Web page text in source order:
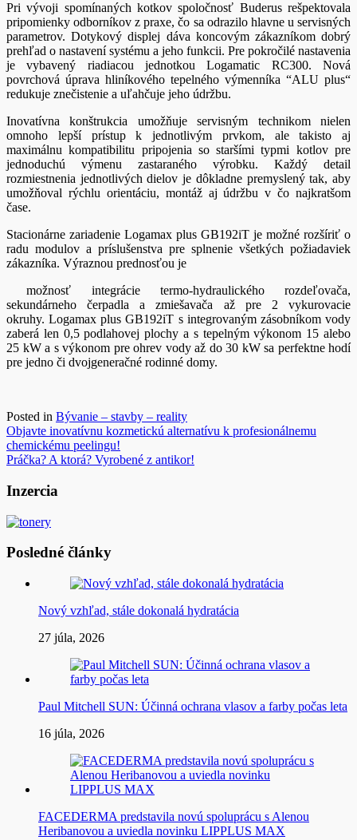
Pri vývoji spomínaných kotkov spoločnosť Buderus rešpektovala
pripomienky odborníkov z praxe, čo sa odrazilo hlavne u servisných
parametrov. Dotykový displej dáva koncovým zákazníkom dobrý
prehľad o nastavení systému a jeho funkcii. Pre pokročilé nastavenia
je vybavený riadiacou jednotkou Logamatic RC300. Nová
povrchová úprava hliníkového tepelného výmenníka “ALU plus“
redukuje znečistenie a uľahčuje jeho údržbu.
Inovatívna konštrukcia umožňuje servisným technikom nielen
omnoho lepší prístup k jednotlivým prvkom, ale takisto aj
maximálnu kompatibilitu pripojenia so staršími typmi kotlov pre
jednoduchú výmenu zastaraného výrobku. Každý detail
rozmiestnenia jednotlivých dielov je dôkladne premyslený tak, aby
umožňoval rýchlu orientáciu, montáž aj údržbu v čo najkratšom
čase.
Stacionárne zariadenie Logamax plus GB192iT je možné rozšíriť o
radu modulov a príslušenstva pre splnenie všetkých požiadaviek
zákazníka. Výraznou prednosťou je
možnosť integrácie termo-hydraulického rozdeľovača,
sekundárneho čerpadla a zmiešavača až pre 2 vykurovacie
okruhy. Logamax plus GB192iT s integrovaným zásobníkom vody
zaberá len 0,5 podlahovej plochy a s tepelným výkonom 15 alebo
25 kW a s výkonom pre ohrev vody až do 30 kW sa perfektne hodí
pre jedno či dvojgeneračné rodinné domy.
Posted in Bývanie – stavby – reality
Navigácia
v
Objavte inovatívnu kozmetickú alternatívu k profesionálnemu
chemickému peelingu!
Práčka? A ktorá? Vyrobené z antikor!
Inzercia
Posledné články
Nový vzhľad, stále dokonalá hydratácia
27 júla, 2026
Paul Mitchell SUN: Účinná ochrana vlasov a farby počas leta
16 júla, 2026
FACEDERMA predstavila novú spoluprácu s Alenou
Heribanovou a uviedla novinku LIPPLUS MAX